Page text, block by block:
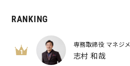
Blue Style
キママプラス
RANKING
1
専務取締役 マネジ
志村 和哉